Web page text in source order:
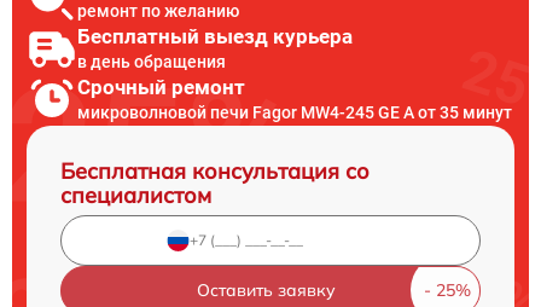
ремонт по желанию
Бесплатный выезд курьера
в день обращения
Срочный ремонт
микроволновой печи Fagor MW4-245 GE A от 35 минут
Бесплатная консультация со
специалистом
Оставить заявку